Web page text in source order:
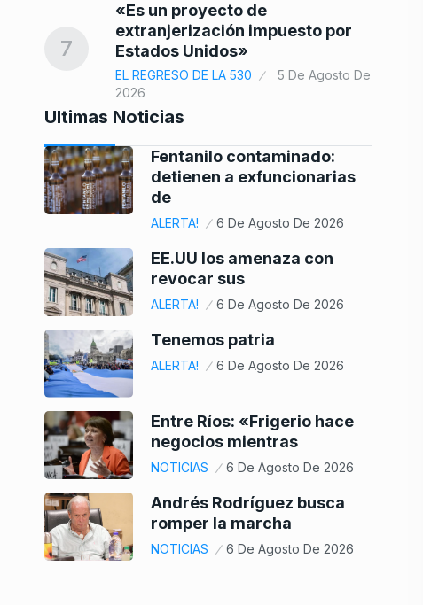
7
«Es un proyecto de
extranjerización impuesto por
Estados Unidos»
EL REGRESO DE LA 530
5 De Agosto De
2026
Ultimas Noticias
Fentanilo contaminado:
detienen a exfuncionarias
de
ALERTA! 6 De Agosto De 2026
EE.UU los amenaza con
revocar sus
ALERTA! 6 De Agosto De 2026
Tenemos patria
ALERTA! 6 De Agosto De 2026
Entre Ríos: «Frigerio hace
negocios mientras
NOTICIAS 6 De Agosto De 2026
Andrés Rodríguez busca
romper la marcha
NOTICIAS 6 De Agosto De 2026